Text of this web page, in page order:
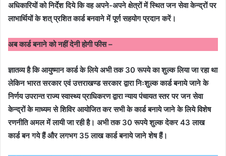
अधिकारियों को निर्देश दिये कि वह अपने-अपने क्षेत्रों में स्थित जन सेवा केन्द्रों पर
लाभार्थियों के शत् प्रशित कार्ड बनवाने में पूर्ण सहयोग प्रदान करें।
अब कार्ड बनाने को नहीं देनी होगी फीस –
ज्ञातव्य है कि आयुष्मान कार्ड के लिये अभी तक 30 रूपये का शुल्क लिया जा रहा था
लेकिन भारत सरकार एवं उत्तराखण्ड सरकार द्वारा निःशुल्क कार्ड बनाये जाने के
निर्णय उपरान्त राज्य स्वास्थ्य प्राधिकरण द्वारा न्याय पंचायत स्तर पर जन सेवा
केन्द्रों के माध्यम से शिविर आयोजित कर सभी के कार्ड बनाये जाने के लिये विशेष
रणनीति अमल में लायी जा रही है। अभी तक 30 रूपये शुल्क देकर 43 लाख
कार्ड बन गये हैं और लगभग 35 लाख कार्ड बनाये जाने शेष हैं।